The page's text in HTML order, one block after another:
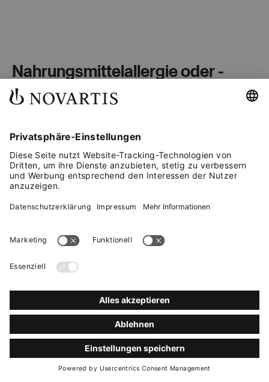
Nahrungsmittelallergie oder -
unverträglichkeit – wo liegt der
Nahrungsmittelallergien und -unverträglichkeiten
werden im Alltag häufig miteinander verwechselt,
obwohl sie unterschiedliche Ursachen haben. Der
wichtigste Unterschied liegt darin,ob das
Bei einer Nahrungsmittelallergie
Immunsystem übermäßig auf bestimmte
bildet gezielt Antikörper gegen die
Lebensmittelbestandteile, was bereits beim
Verzehr von kleinsten Mengen des
allergieauslösenden Nahrungsmittels starke
Beschwerden hervorrufen kann.